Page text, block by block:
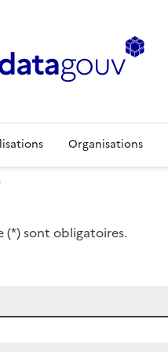
Organisations
(*) sont obligatoires.